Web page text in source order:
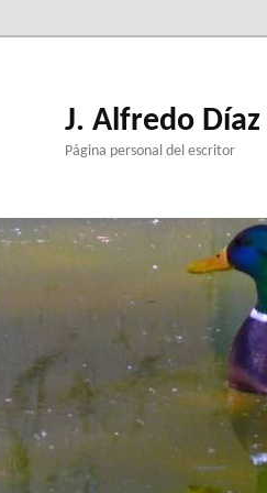
J. Alfredo Díaz
Página personal del escritor